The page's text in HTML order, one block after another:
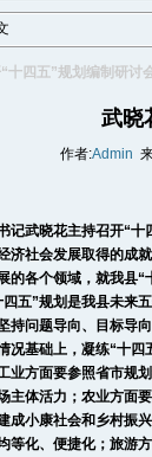
十四五”规划编制研讨
武晓
作者:Admin
晓花主持召开“十四
济社会发展取得的成
的各个领域，就我县“
”规划是我县未来五
持问题导向、目标导
况基础上，凝练“十
业方面要参照省市规
主体活力；农业方面
成小康社会和乡村振
等化、便捷化；旅游